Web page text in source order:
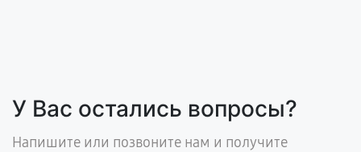
У Вас остались вопросы?
Напишите или позвоните нам и получите